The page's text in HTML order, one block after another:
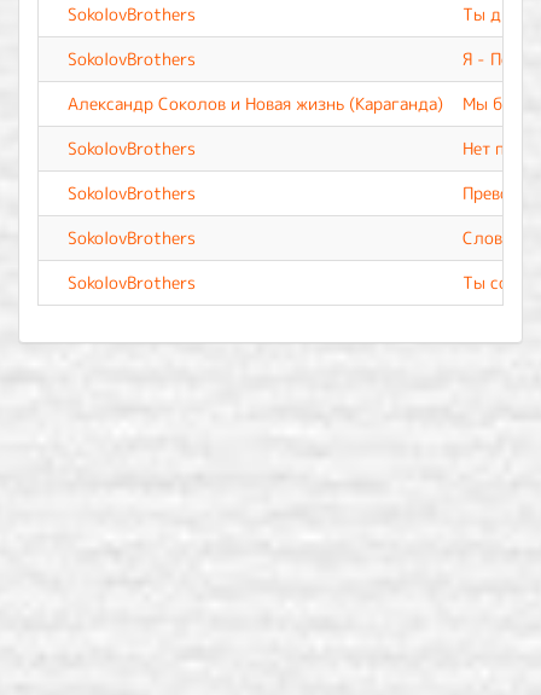
SokolovBrothers
Ты
SokolovBrothers
Я -
Александр Соколов и Новая жизнь (Караганда)
Мы
SokolovBrothers
Нет
SokolovBrothers
SokolovBrothers
Словно
SokolovBrothers
Ты со